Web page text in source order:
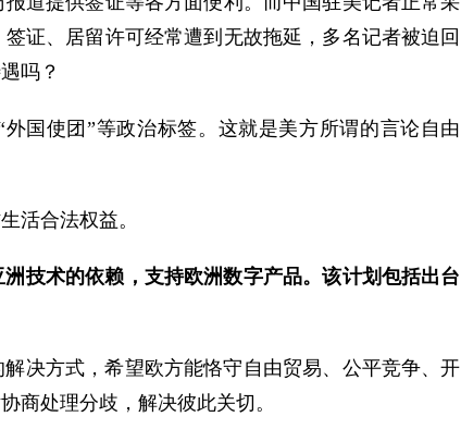
证、居留许可经常遭到无故拖延，多名记者被迫回
吗？
国使团”等政治标签。这就是美方所谓的言论自由
活合法权益。
技术的依赖，支持欧洲数字产品。该计划包括出台
决方式，希望欧方能恪守自由贸易、公平竞争、开
商处理分歧，解决彼此关切。